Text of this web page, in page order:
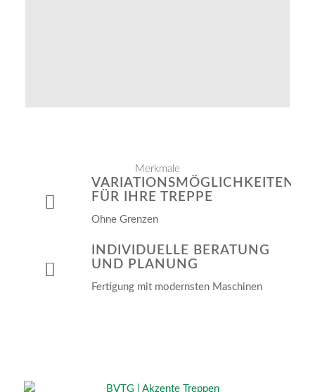
Merkmale
VARIATIONSMÖGLICHKEITEN
FÜR IHRE TREPPE
Ohne Grenzen
INDIVIDUELLE BERATUNG
UND PLANUNG
Fertigung mit modernsten Maschinen